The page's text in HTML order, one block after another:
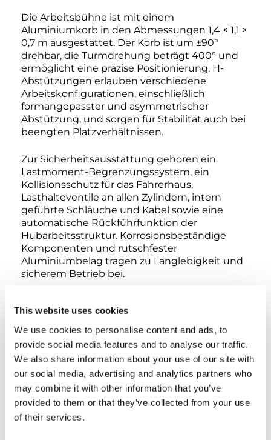
This website uses cookies
We use cookies to personalise content and ads, to
provide social media features and to analyse our traffic.
We also share information about your use of our site with
our social media, advertising and analytics partners who
may combine it with other information that you’ve
provided to them or that they’ve collected from your use
of their services.
Die Arbeitsbühne ist mit einem
Aluminiumkorb in den Abmessungen 1,4 × 1,1 ×
0,7 m ausgestattet. Der Korb ist um ±90°
drehbar, die Turmdrehung beträgt 400° und
ermöglicht eine präzise Positionierung. H-
Abstützungen erlauben verschiedene
Arbeitskonfigurationen, einschließlich
formangepasster und asymmetrischer
Abstützung, und sorgen für Stabilität auch bei
beengten Platzverhältnissen.
Zur Sicherheitsausstattung gehören ein
Lastmoment-Begrenzungssystem, ein
Kollisionsschutz für das Fahrerhaus,
Lasthalteventile an allen Zylindern, intern
geführte Schläuche und Kabel sowie eine
automatische Rückführfunktion der
Hubarbeitsstruktur. Korrosionsbeständige
Komponenten und rutschfester
Aluminiumbelag tragen zu Langlebigkeit und
sicherem Betrieb bei.
elektrohydraulische Steuerungen für den
Bühnenaufbau, hydraulische
Abstützsteuerungen (elektrohydraulische
Steuerungen optional erhältlich) sowie
Notfallsysteme für einen sicheren Betrieb.
Optional erhältlich sind die automatische
Abstützung vom Korb oder vom Boden aus
sowie zusätzliche Sicherheits- und
Komfortzubehörteile.